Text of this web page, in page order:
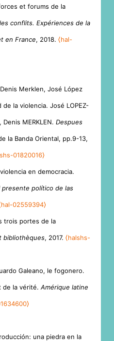
et forums de la
conflits. Expériences de la
en France, 2018. ⟨hal-
Merklen, José López
la violencia. José LOPEZ-
MERKLEN. Despues
la Banda Oriental, pp.9-13,
01820016⟩
en democracia.
presente político de las
02559394⟩
trois portes de la
bibliothèques, 2017. ⟨halshs-
Galeano, le fogonero.
de la vérité. Amérique latine
una piedra en la